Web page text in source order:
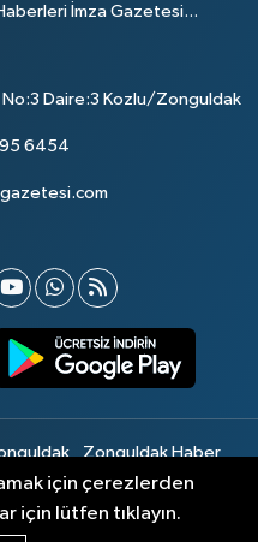
İmza Gazetesi...
No:3 Daire:3 Kozlu/Zonguldak
6454
Zonguldak Haber
Şartları Sitemap
için çerezlerden
için lütfen tıklayın.